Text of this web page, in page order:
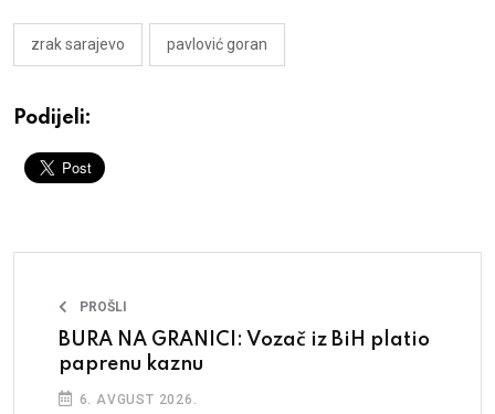
zrak sarajevo pavlović goran
Podijeli:
PROŠLI
BURA NA GRANICI: Vozač iz BiH platio
paprenu kaznu
6. AVGUST 2026.